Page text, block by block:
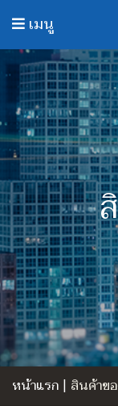
เมนู
หน้าแรก | สินค้าขอ